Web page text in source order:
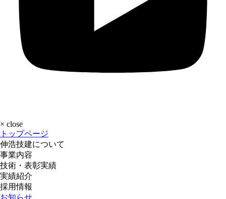
× close
トップページ
伸浩技建について
事業内容
技術・表彰実績
実績紹介
採用情報
お知らせ